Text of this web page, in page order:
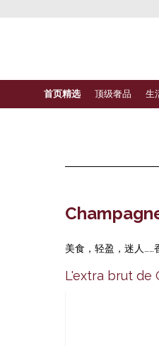
首页精选 顶级奢品 生
美食，轻盈，迷人……
L'extra brut de